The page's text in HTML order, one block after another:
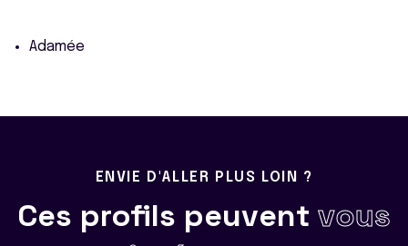
Adamée
ENVIE D'ALLER PLUS LOIN ?
Ces profils peuvent vous